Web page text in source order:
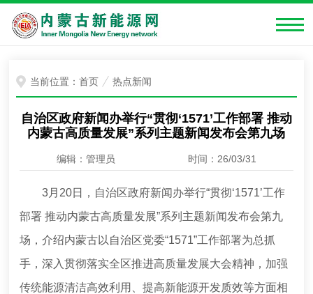
当前位置：首页 热点新闻
自治区政府新闻办举行“贯彻‘1571’工作部署 推动
内蒙古高质量发展”系列主题新闻发布会第九场
编辑：管理员 时间：26/03/31
3月20日，自治区政府新闻办举行“贯彻‘1571’工作
部署 推动内蒙古高质量发展”系列主题新闻发布会第九
场，介绍内蒙古以自治区党委“1571”工作部署为总抓
手，深入贯彻落实全区推进高质量发展大会精神，加强
传统能源清洁高效利用、提高新能源开发质效等方面相